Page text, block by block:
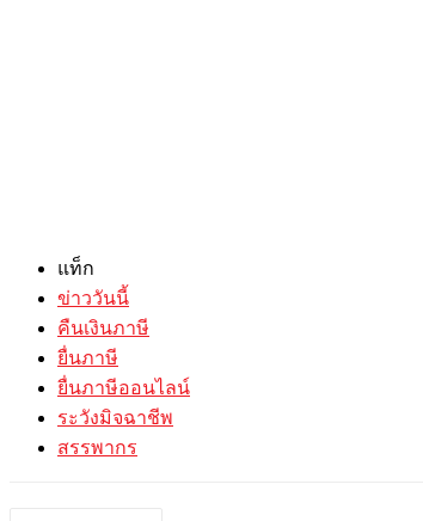
แท็ก
ข่าววันนี้
คืนเงินภาษี
ยื่นภาษี
ยื่นภาษีออนไลน์
ระวังมิจฉาชีพ
สรรพากร